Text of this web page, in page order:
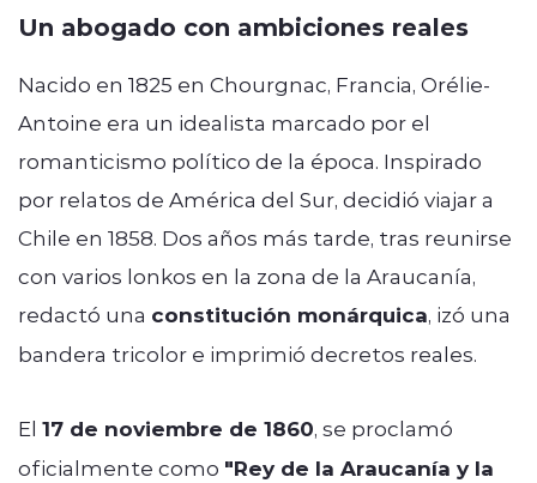
Un abogado con ambiciones reales
Nacido en 1825 en Chourgnac, Francia, Orélie-
Antoine era un idealista marcado por el
romanticismo político de la época. Inspirado
por relatos de América del Sur, decidió viajar a
Chile en 1858. Dos años más tarde, tras reunirse
con varios lonkos en la zona de la Araucanía,
redactó una constitución monárquica, izó una
bandera tricolor e imprimió decretos reales.
El 17 de noviembre de 1860, se proclamó
oficialmente como "Rey de la Araucanía y la